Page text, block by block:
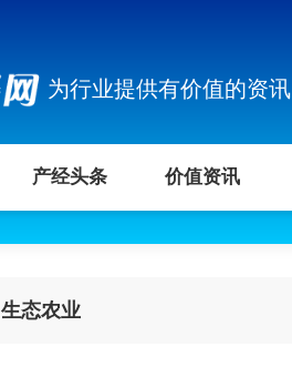
为行业提供有价值的资讯
产经头条 价值资讯
生态农业